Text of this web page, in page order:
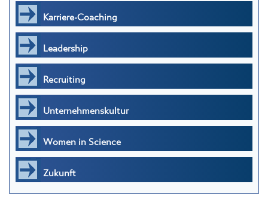
Karriere-Coaching
Leadership
Recruiting
Unternehmenskultur
Women in Science
Zukunft